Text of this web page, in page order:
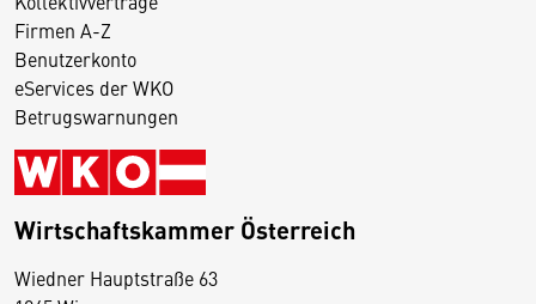
Firmen A-Z
Benutzerkonto
eServices der WKO
Betrugswarnungen
Wirtschaftskammer Österreich
Wiedner Hauptstraße 63
D